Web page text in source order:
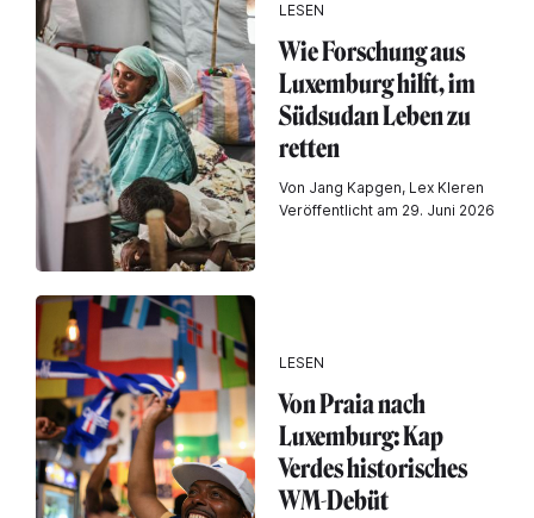
LESEN
Wie Forschung aus
Luxemburg hilft, im
Südsudan Leben zu
retten
Von Jang Kapgen, Lex Kleren
Veröffentlicht am 29. Juni 2026
LESEN
Von Praia nach
Luxemburg: Kap
Verdes historisches
WM-Debüt